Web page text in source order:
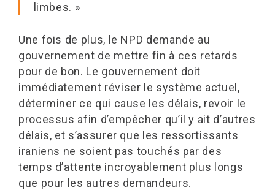
limbes. »
Une fois de plus, le NPD demande au
gouvernement de mettre fin à ces retards
pour de bon. Le gouvernement doit
immédiatement réviser le système actuel,
déterminer ce qui cause les délais, revoir le
processus afin d’empêcher qu’il y ait d’autres
délais, et s’assurer que les ressortissants
iraniens ne soient pas touchés par des
temps d’attente incroyablement plus longs
que pour les autres demandeurs.